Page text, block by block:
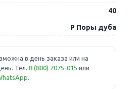
40
P Поры дуба
в день заказа или на
Тел. 8 (800) 7075-015 или
.